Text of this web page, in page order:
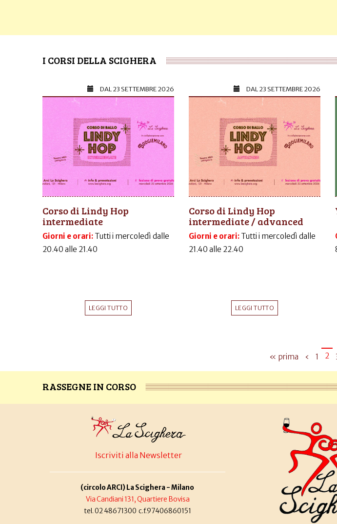
I CORSI DELLA SCIGHERA
DAL23 SETTEMBRE 2026
Corso di Lindy Hop
intermediate
Giorni e orari: Tutti i mercoledì dalle
20.40 alle 21.40
LEGGI TUTTO
DAL23 SETTEMBRE 2026
Corso di Lindy Hop
intermediate / advanced
Giorni e orari: Tutti i mercoledì dalle
21.40 alle 22.40
LEGGI TUTTO
« prima ‹ 1 2
RASSEGNE IN CORSO
Iscriviti alla Newsletter
(circolo ARCI) La Scighera - Milano
Via Candiani 131, Quartiere Bovisa
tel. 02 48671300 c.f.97406860151